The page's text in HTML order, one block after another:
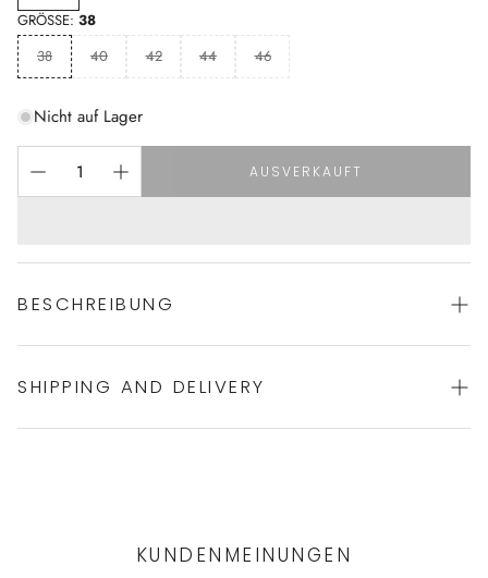
GRÖSSE: 38
38
40 42 44 46
Nicht auf Lager
AUSVERKAUFT
BESCHREIBUNG
SHIPPING AND DELIVERY
KUNDENMEINUNGEN